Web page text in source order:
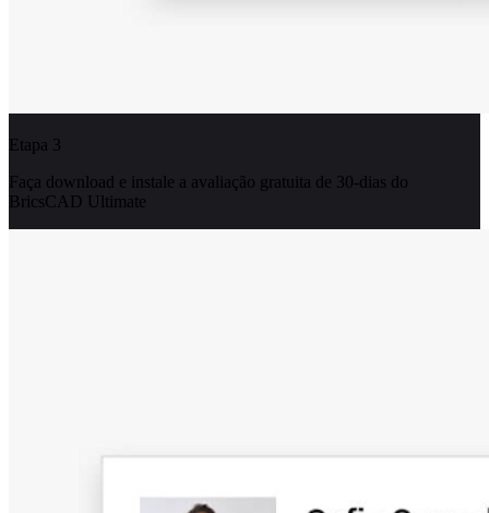
Etapa 3
Faça download e instale a avaliação gratuita de 30-dias do
BricsCAD Ultimate